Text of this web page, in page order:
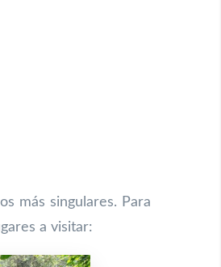
más singulares. Para
a visitar: